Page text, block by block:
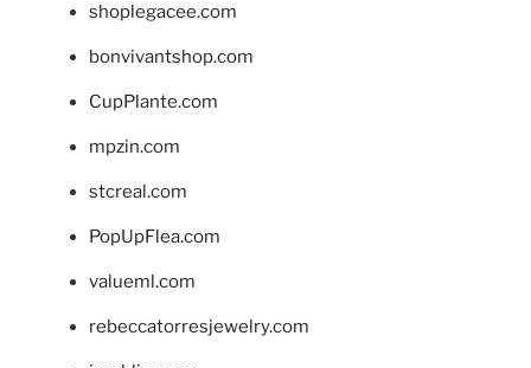
shoplegacee.com
bonvivantshop.com
CupPlante.com
mpzin.com
stcreal.com
PopUpFlea.com
valueml.com
rebeccatorresjewelry.com